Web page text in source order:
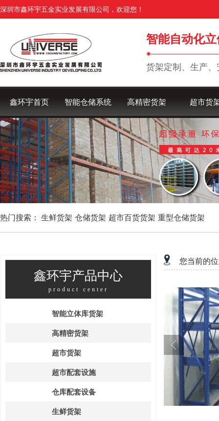
深圳市鑫环宇五金实业发展有限公司，欢迎您！
智能自动化
货架定制、生产
鑫环宇首页 智能仓储系统 高精密货架 超市货
热门搜索： 生鲜货架 仓储货架 超市百货货架 重型仓储货架
鑫环宇产品中心
product center
智能立体库货架
高精密货架
超市货架
超市配套设施
仓库配套设备
生鲜货架
您当前的